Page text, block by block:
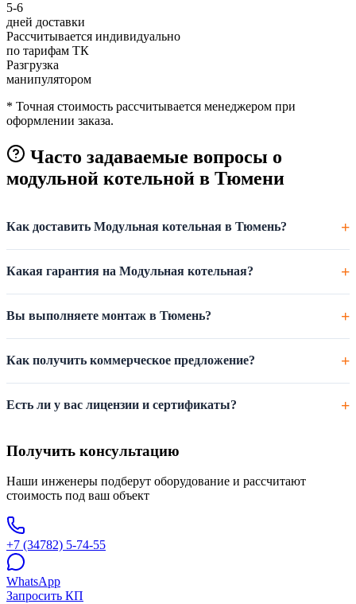
5-6
дней доставки
Рассчитывается индивидуально
по тарифам ТК
Разгрузка
манипулятором
* Точная стоимость рассчитывается менеджером при
оформлении заказа.
Часто задаваемые вопросы о
модульной котельной в Тюмени
Как доставить Модульная котельная в Тюмень?
Какая гарантия на Модульная котельная?
Вы выполняете монтаж в Тюмень?
Как получить коммерческое предложение?
Есть ли у вас лицензии и сертификаты?
Получить консультацию
Наши инженеры подберут оборудование и рассчитают
стоимость под ваш объект
+7 (34782) 5-74-55
WhatsApp
Запросить КП